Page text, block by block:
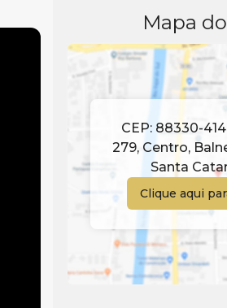
Mapa
CEP: 88330-414
279, Centro,
Santa
Clique aqui